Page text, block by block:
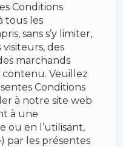
Conditions
tous les
sans s’y limiter,
des
marchands
Veuillez
Conditions
à notre site web
à une
ou en l’utilisant,
par les présentes